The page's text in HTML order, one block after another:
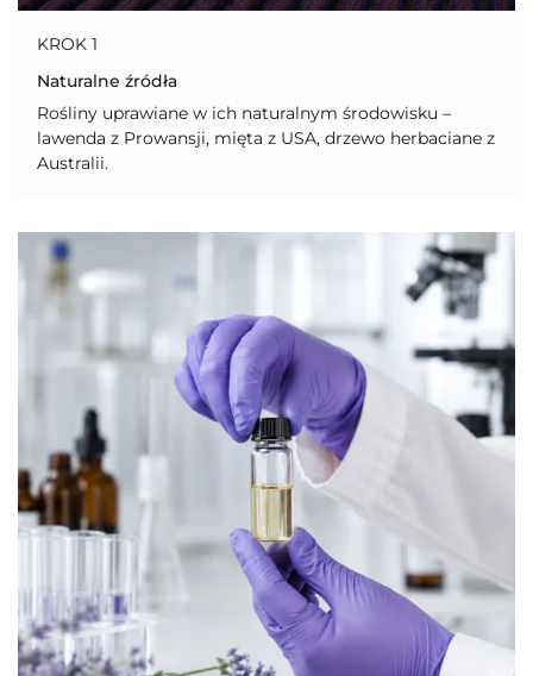
KROK 1
Naturalne źródła
Rośliny uprawiane w ich naturalnym środowisku –
lawenda z Prowansji, mięta z USA, drzewo herbaciane z
Australii.